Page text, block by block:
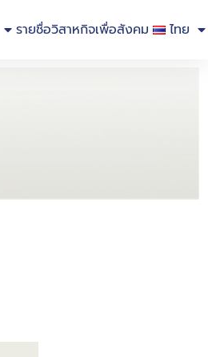
รายชื่อวิสาหกิจเพื่อสังคม ไทย